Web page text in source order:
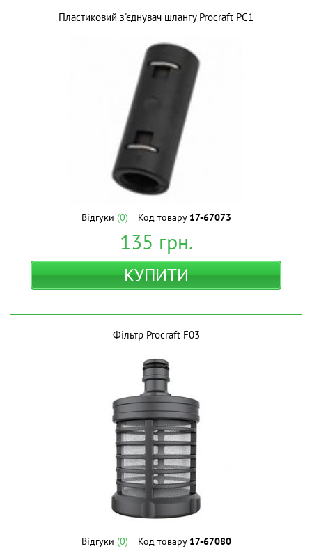
Пластиковий з'єднувач шлангу Procraft PC1
Відгуки (0) Код товару 17-67073
135 грн.
КУПИТИ
Фільтр Procraft F03
Відгуки (0) Код товару 17-67080